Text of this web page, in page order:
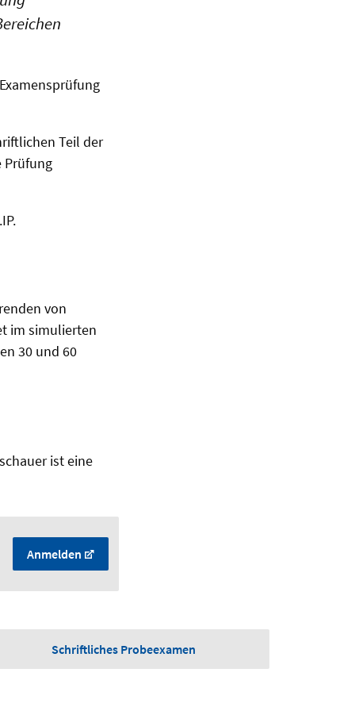
Teil der
Prüfung
von
im simulierten
30 und 60
ist eine
Anmelden
Schriftliches Probeexamen